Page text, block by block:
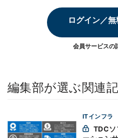
ログイン／
会員サービスの
編集部が選ぶ関連
ITインフラ